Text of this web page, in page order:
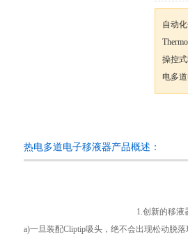
自动
操控
电多
热电多道电子移液器产品概述：
1.创新的移液
a)一旦装配Cliptip吸头，绝不会出现松动脱落